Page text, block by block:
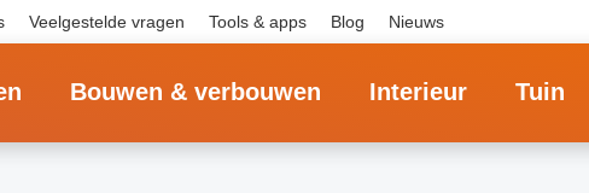
Veelgestelde vragen Tools & apps Blog Nieuws
Bouwen & verbouwen Interieur Tuin